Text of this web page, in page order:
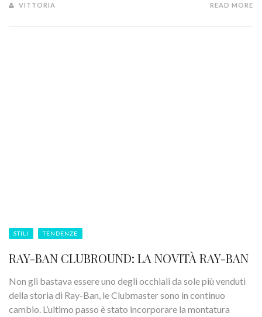
VITTORIA READ MORE
STILI TENDENZE
RAY-BAN CLUBROUND: LA NOVITÀ RAY-BAN
Non gli bastava essere uno degli occhiali da sole più venduti
della storia di Ray-Ban, le Clubmaster sono in continuo
cambio. L’ultimo passo è stato incorporare la montatura